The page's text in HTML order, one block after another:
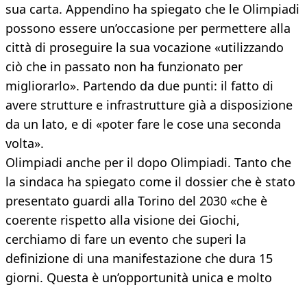
sua carta. Appendino ha spiegato che le Olimpiadi
possono essere un’occasione per permettere alla
città di proseguire la sua vocazione «utilizzando
ciò che in passato non ha funzionato per
migliorarlo». Partendo da due punti: il fatto di
avere strutture e infrastrutture già a disposizione
da un lato, e di «poter fare le cose una seconda
volta».
Olimpiadi anche per il dopo Olimpiadi. Tanto che
la sindaca ha spiegato come il dossier che è stato
presentato guardi alla Torino del 2030 «che è
coerente rispetto alla visione dei Giochi,
cerchiamo di fare un evento che superi la
definizione di una manifestazione che dura 15
giorni. Questa è un’opportunità unica e molto